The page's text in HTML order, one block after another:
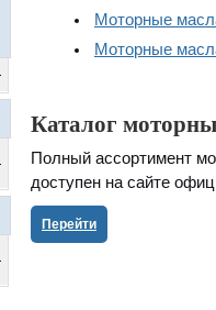
Моторные
Моторные
Каталог
Полный ассортимент
доступен на сайте
Перейти